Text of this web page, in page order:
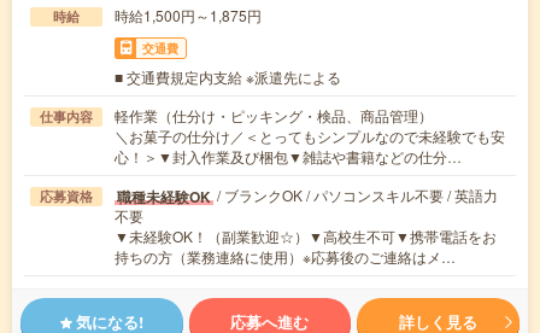
時給 時給1,500円～1,875円
交通費
■ 交通費規定内支給 ※派遣先による
仕事内容
軽作業（仕分け・ピッキング・検品、商品管理）
＼お菓子の仕分け／＜とってもシンプルなので未経験でも安
心！＞▼封入作業及び梱包▼雑誌や書籍などの仕分…
応募資格 職種未経験OK / ブランクOK / パソコンスキル不要 / 英語力
不要
▼未経験OK！（副業歓迎☆）▼高校生不可▼携帯電話をお
持ちの方（業務連絡に使用）※応募後のご連絡はメ…
気になる! 応募へ進む 詳しく見る